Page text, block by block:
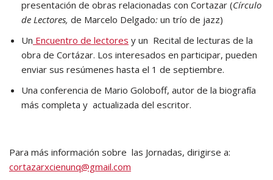
presentación de obras relacionadas con Cortazar (Círculo
de Lectores, de Marcelo Delgado: un trío de jazz)
Un Encuentro de lectores y un Recital de lecturas de la
obra de Cortázar. Los interesados en participar, pueden
enviar sus resúmenes hasta el 1 de septiembre.
Una conferencia de Mario Goloboff, autor de la biografía
más completa y actualizada del escritor.
Para más información sobre las Jornadas, dirigirse a:
cortazarxcienunq@gmail.com